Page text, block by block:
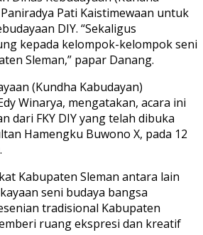
Pati Kaistimewaan untuk
DIY. “Sekaligus
kepada kelompok-kelompok seni
Sleman,” papar Danang.
(Kundha Kabudayan)
Winarya, mengatakan, acara ini
dari FKY DIY yang telah dibuka
Hamengku Buwono X, pada 12
Kabupaten Sleman antara lain
seni budaya bangsa
tradisional Kabupaten
ruang ekspresi dan kreatif